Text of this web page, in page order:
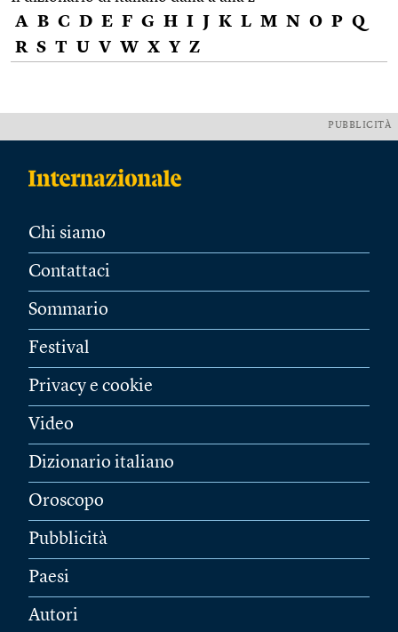
A B C D E F G H I J K L M N O P Q
R S T U V W X Y Z
PUBBLICITÀ
Chi siamo
Contattaci
Sommario
Festival
Privacy e cookie
Video
Dizionario italiano
Oroscopo
Pubblicità
Paesi
Autori